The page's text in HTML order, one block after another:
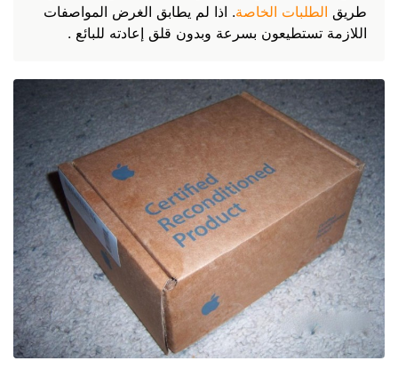
طريق الطلبات الخاصة. اذا لم يطابق الغرض المواصفات
اللازمة تستطيعون بسرعة وبدون قلق إعادته للبائع .